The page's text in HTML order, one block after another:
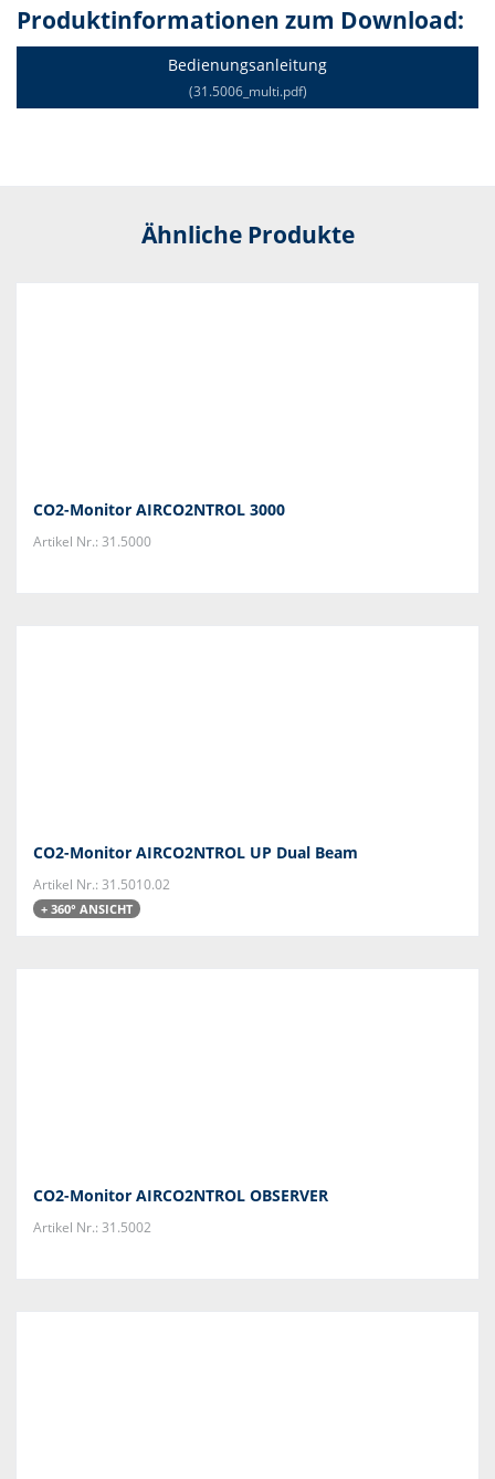
Produktinformationen zum Download:
Bedienungsanleitung
(31.5006_multi.pdf)
Ähnliche Produkte
CO2-Monitor AIRCO2NTROL 3000
Artikel Nr.: 31.5000
CO2-Monitor AIRCO2NTROL UP Dual Beam
Artikel Nr.: 31.5010.02
+ 360° ANSICHT
CO2-Monitor AIRCO2NTROL OBSERVER
Artikel Nr.: 31.5002